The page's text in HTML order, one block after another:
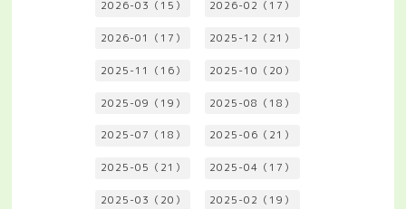
2026-03（15） 2026-02（17）
2026-01（17） 2025-12（21）
2025-11（16） 2025-10（20）
2025-09（19） 2025-08（18）
2025-07（18） 2025-06（21）
2025-05（21） 2025-04（17）
2025-03（20） 2025-02（19）